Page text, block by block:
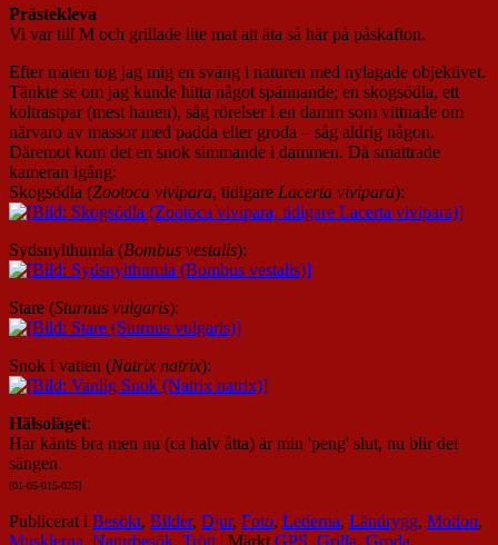
Prästekleva
Vi var till M och grillade lite mat att äta så här på påskafton.
Efter maten tog jag mig en sväng i naturen med nylagade objektivet.
Tänkte se om jag kunde hitta något spännande; en skogsödla, ett
koltrastpar (mest hanen), såg rörelser i en damm som vittnade om
närvaro av massor med padda eller groda – såg aldrig någon.
Däremot kom det en snok simmande i dammen. Då smattrade
kameran igång:
Skogsödla (Zootoca vivipara, tidigare Lacerta vivipara):
Sydsnylthumla (Bombus vestalis):
Stare (Sturnus vulgaris):
Snok i vatten (Natrix natrix):
Hälsoläget:
Har känts bra men nu (ca halv åtta) är min 'peng' slut, nu blir det
sängen.
[01-05-015-035]
Publicerat i Besökt, Bilder, Djur, Foto, Lederna, Ländrygg, Motion,
Musklerna, Naturbesök, Trött | Märkt GPS, Grilla, Groda,